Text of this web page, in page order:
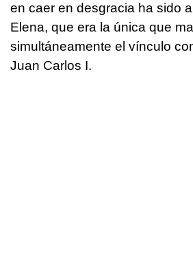
en caer en desgracia ha sido
Elena, que era la única que
simultáneamente el vínculo
Juan Carlos I.